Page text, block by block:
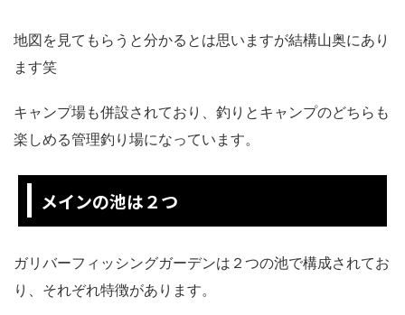
地図を見てもらうと分かるとは思いますが結構山奥にあり
ます笑
キャンプ場も併設されており、釣りとキャンプのどちらも
楽しめる管理釣り場になっています。
メインの池は２つ
ガリバーフィッシングガーデンは２つの池で構成されてお
り、それぞれ特徴があります。